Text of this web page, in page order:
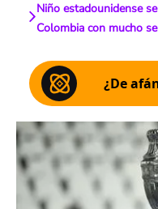
Niño estadounidense
Colombia con mucho
¿De